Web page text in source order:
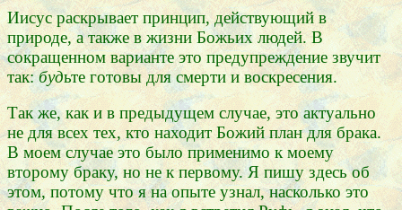
Иисус раскрывает принцип, действующий в
природе, а также в жизни Божьих людей. В
сокращенном варианте это предупреждение звучит
так:будьте готовы для смерти и воскресения.
Так же, как и в предыдущем случае, это актуально
не для всех тех, кто находит Божий план для брака.
В моем случае это было применимо к моему
второму браку, но не к первому. Я пишу здесь об
этом, потому что я на опыте узнал, насколько это